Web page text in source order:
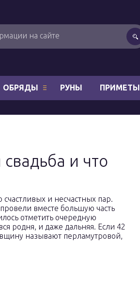
ОБРЯДЫ РУНЫ ПРИМЕТЫ
и что
и несчастных пар.
вместе большую часть
отметить очередную
родня, и даже дальняя. Если 42
называют перламутровой,